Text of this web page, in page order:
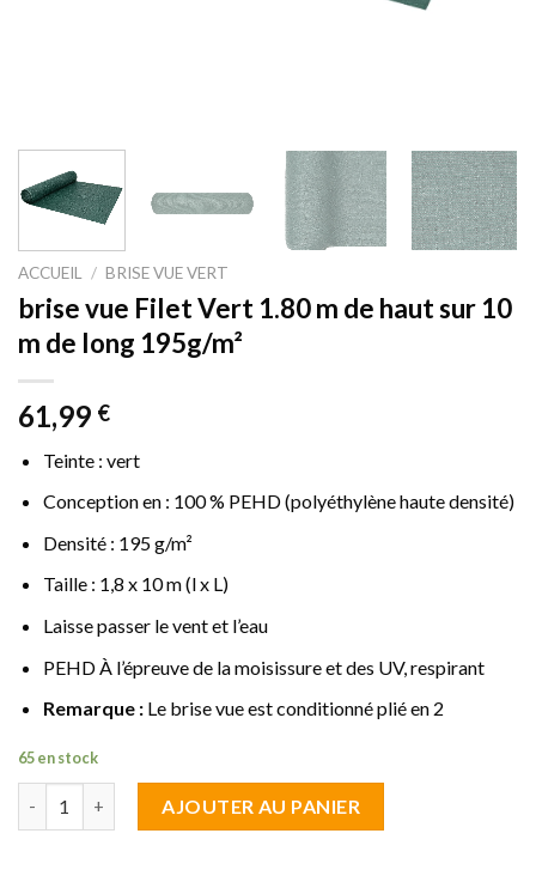
ACCUEIL / BRISE VUE VERT
brise vue Filet Vert 1.80 m de haut sur 10
m de long 195g/m²
61,99 €
Teinte : vert
Conception en : 100 % PEHD (polyéthylène haute densité)
Densité : 195 g/m²
Taille : 1,8 x 10 m (l x L)
Laisse passer le vent et l’eau
PEHD À l’épreuve de la moisissure et des UV, respirant
Remarque : Le brise vue est conditionné plié en 2
65 en stock
AJOUTER AU PANIER